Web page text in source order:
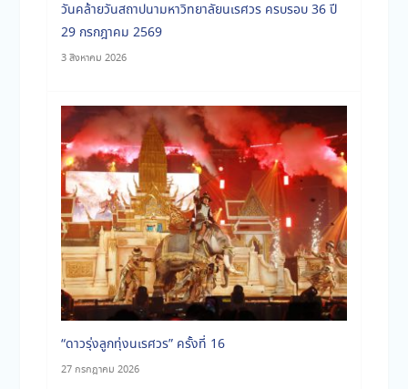
ประจำเดือนมีนาคม 2569
วันคล้ายวันสถาปนามหาวิทยาลัยนเรศวร ครบรอบ 36 ปี
29 กรกฎาคม 2569
3 สิงหาคม 2026
“ดาวรุ่งลูกทุ่งนเรศวร” ครั้งที่ 16
27 กรกฎาคม 2026